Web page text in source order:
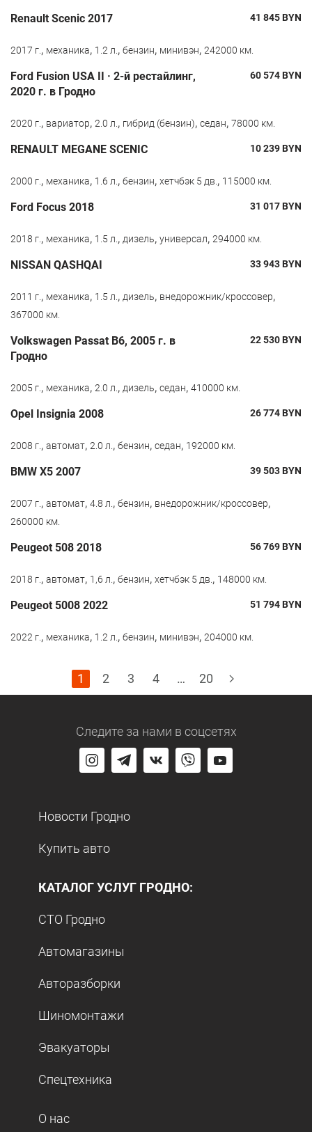
Renault Scenic 2017 41 845BYN
2017 г., механика, 1.2 л., бензин, минивэн, 242000 км.
Ford Fusion USA II · 2-й рестайлинг,
2020 г. в Гродно
60 574BYN
2020 г., вариатор, 2.0 л., гибрид (бензин), седан, 78000 км.
RENAULT MEGANE SCENIC 10 239BYN
2000 г., механика, 1.6 л., бензин, хетчбэк 5 дв., 115000 км.
Ford Focus 2018 31 017BYN
2018 г., механика, 1.5 л., дизель, универсал, 294000 км.
NISSAN QASHQAI 33 943BYN
2011 г., механика, 1.5 л., дизель, внедорожник/кроссовер,
367000 км.
Volkswagen Passat B6, 2005 г. в
Гродно
22 530BYN
2005 г., механика, 2.0 л., дизель, седан, 410000 км.
Opel Insignia 2008 26 774BYN
2008 г., автомат, 2.0 л., бензин, седан, 192000 км.
BMW X5 2007 39 503BYN
2007 г., автомат, 4.8 л., бензин, внедорожник/кроссовер,
260000 км.
Peugeot 508 2018 56 769BYN
2018 г., автомат, 1,6 л., бензин, хетчбэк 5 дв., 148000 км.
Peugeot 5008 2022 51 794BYN
2022 г., механика, 1.2 л., бензин, минивэн, 204000 км.
1 2 3 4 … 20
Следите за нами в соцсетях
Новости Гродно
Купить авто
КАТАЛОГ УСЛУГ ГРОДНО:
СТО Гродно
Автомагазины
Авторазборки
Шиномонтажи
Эвакуаторы
Спецтехника
О нас